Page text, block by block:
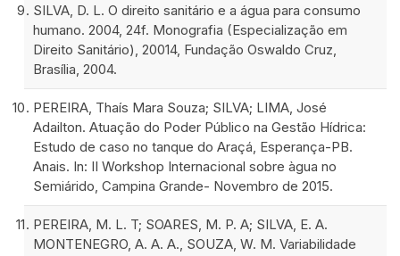
SILVA, D. L. O direito sanitário e a água para consumo
humano. 2004, 24f. Monografia (Especialização em
Direito Sanitário), 20014, Fundação Oswaldo Cruz,
Brasília, 2004.
PEREIRA, Thaís Mara Souza; SILVA; LIMA, José
Adailton. Atuação do Poder Público na Gestão Hídrica:
Estudo de caso no tanque do Araçá, Esperança-PB.
Anais. In: II Workshop Internacional sobre àgua no
Semiárido, Campina Grande- Novembro de 2015.
PEREIRA, M. L. T; SOARES, M. P. A; SILVA, E. A.
MONTENEGRO, A. A. A., SOUZA, W. M. Variabilidade